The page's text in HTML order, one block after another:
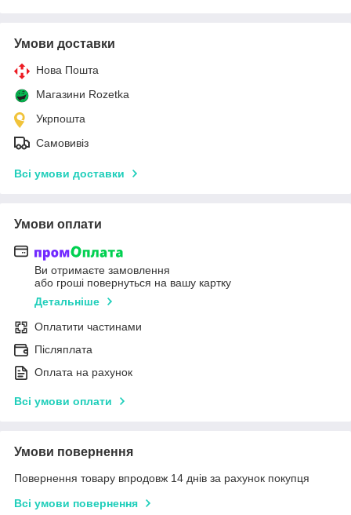
Умови доставки
Нова Пошта
Магазини Rozetka
Укрпошта
Самовивіз
Всі умови доставки
Умови оплати
Ви отримаєте замовлення
або гроші повернуться на вашу картку
Детальніше
Оплатити частинами
Післяплата
Оплата на рахунок
Всі умови оплати
Умови повернення
Повернення товару впродовж 14 днів за рахунок покупця
Всі умови повернення